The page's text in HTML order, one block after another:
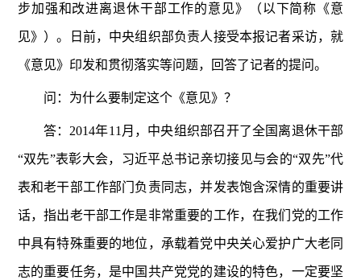
步加强和改进离退休干部工作的意见》（以下简称《意
见》）。日前，中央组织部负责人接受本报记者采访，就
《意见》印发和贯彻落实等问题，回答了记者的提问。
问：为什么要制定这个《意见》？
答：2014年11月，中央组织部召开了全国离退休干部
“双先”表彰大会，习近平总书记亲切接见与会的“双先”代
表和老干部工作部门负责同志，并发表饱含深情的重要讲
话，指出老干部工作是非常重要的工作，在我们党的工作
中具有特殊重要的地位，承载着党中央关心爱护广大老同
志的重要任务，是中国共产党党的建设的特色，一定要坚